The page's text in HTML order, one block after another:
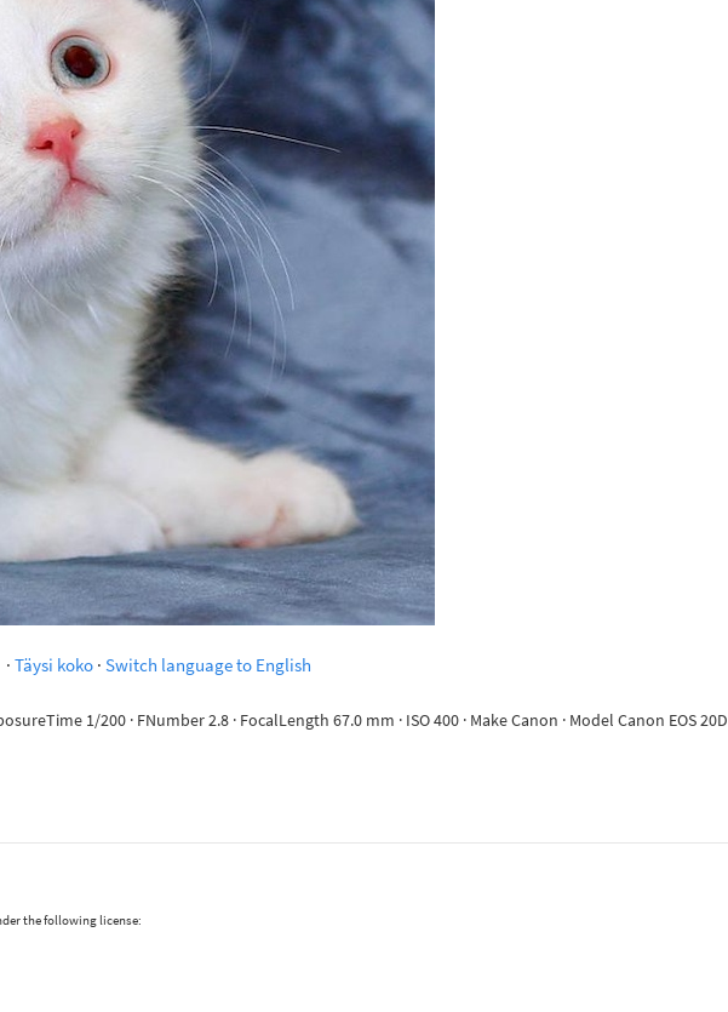
· Täysi koko · Switch language to English
1/200 · FNumber 2.8 · FocalLength 67.0 mm · ISO 400 · Make Canon · Model Canon EOS 20D
the following license: